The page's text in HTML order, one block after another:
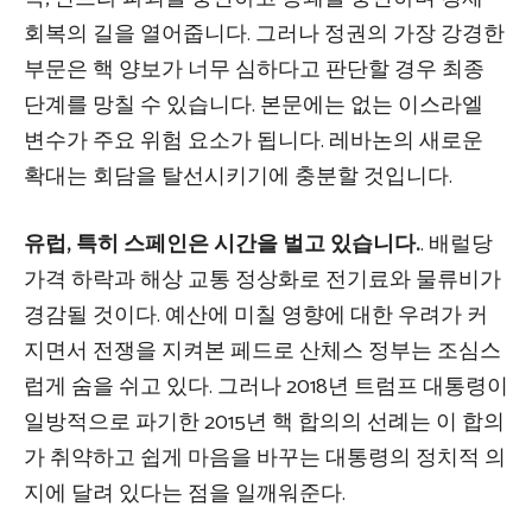
회복의 길을 열어줍니다. 그러나 정권의 가장 강경한
부문은 핵 양보가 너무 심하다고 판단할 경우 최종
단계를 망칠 수 있습니다. 본문에는 없는 이스라엘
변수가 주요 위험 요소가 됩니다. 레바논의 새로운
확대는 회담을 탈선시키기에 충분할 것입니다.
유럽, 특히 스페인은 시간을 벌고 있습니다.. 배럴당
가격 하락과 해상 교통 정상화로 전기료와 물류비가
경감될 것이다. 예산에 미칠 영향에 대한 우려가 커
지면서 전쟁을 지켜본 페드로 산체스 정부는 조심스
럽게 숨을 쉬고 있다. 그러나 2018년 트럼프 대통령이
일방적으로 파기한 2015년 핵 합의의 선례는 이 합의
가 취약하고 쉽게 마음을 바꾸는 대통령의 정치적 의
지에 달려 있다는 점을 일깨워준다.